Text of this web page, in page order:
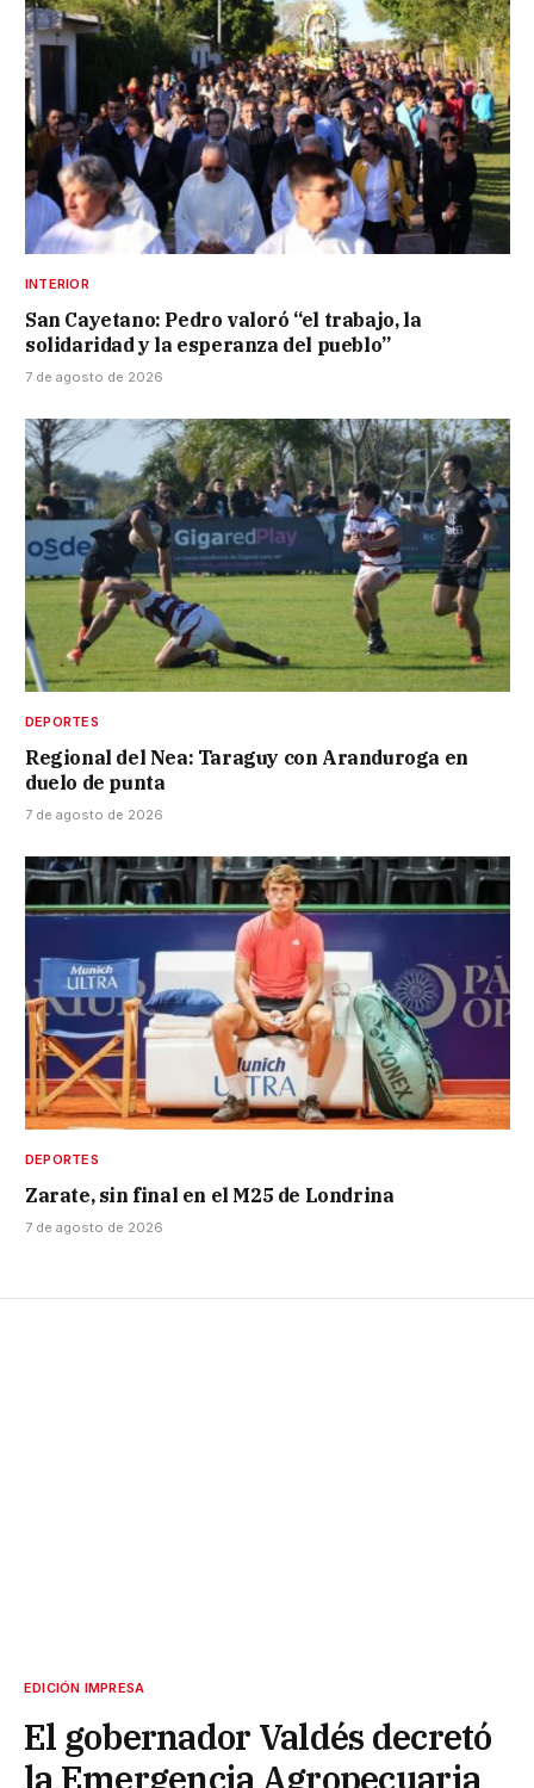
INTERIOR
San Cayetano: Pedro valoró “el trabajo, la
solidaridad y la esperanza del pueblo”
7 de agosto de 2026
DEPORTES
Regional del Nea: Taraguy con Aranduroga en
duelo de punta
7 de agosto de 2026
DEPORTES
Zarate, sin final en el M25 de Londrina
7 de agosto de 2026
EDICIÓN IMPRESA
El gobernador Valdés decretó
la Emergencia Agropecuaria